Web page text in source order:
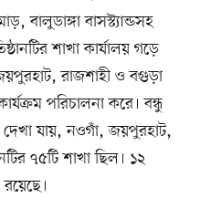
বালুডাঙ্গা বাসস্ট্যান্ডসহ
শাখা কার্যালয় গড়ে
রাজশাহী ও বগুড়া
পরিচালনা করে। বন্ধু
দেখা যায়, নওগাঁ, জয়পুরহাট,
৭৫টি শাখা ছিল। ১২